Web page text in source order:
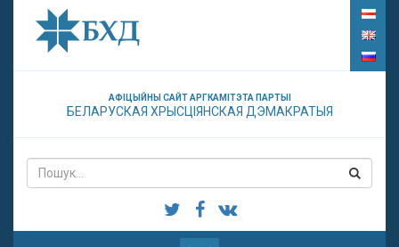
АФІЦЫЙНЫ САЙТ АРГКАМІТЭТА ПАРТЫІ
БЕЛАРУСКАЯ ХРЫСЦІЯНСКАЯ ДЭМАКРАТЫЯ